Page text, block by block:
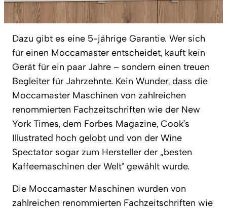
Dazu gibt es eine 5-jährige Garantie. Wer sich
für einen Moccamaster entscheidet, kauft kein
Gerät für ein paar Jahre – sondern einen treuen
Begleiter für Jahrzehnte. Kein Wunder, dass die
Moccamaster Maschinen von zahlreichen
renommierten Fachzeitschriften wie der New
York Times, dem Forbes Magazine, Cook’s
Illustrated hoch gelobt und von der Wine
Spectator sogar zum Hersteller der „besten
Kaffeemaschinen der Welt“ gewählt wurde.
Die Moccamaster Maschinen wurden von
zahlreichen renommierten Fachzeitschriften wie